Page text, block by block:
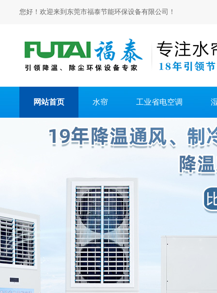
您好！欢迎来到东莞市福泰节能环保设备有限公司！
网站首页 水帘 工业省电空调